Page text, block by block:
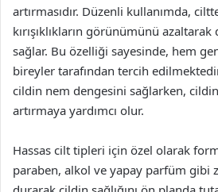
artırmasıdır. Düzenli kullanımda,
kırışıklıkların görünümünü
sağlar. Bu özelliği sayesinde, hem
bireyler tarafından tercih
cildin nem dengesini sağlarken, cildin
artırmaya yardımcı olur.
Hassas cilt tipleri için özel olarak
paraben, alkol ve yapay parfüm gibi